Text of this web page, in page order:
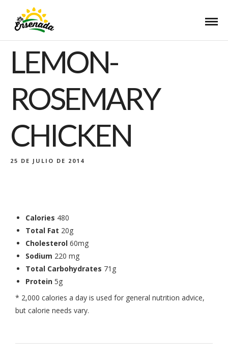
LEMON-
ROSEMARY
CHICKEN
25 DE JULIO DE 2014
Calories 480
Total Fat 20g
Cholesterol 60mg
Sodium 220 mg
Total Carbohydrates 71g
Protein 5g
* 2,000 calories a day is used for general nutrition advice,
but calorie needs vary.